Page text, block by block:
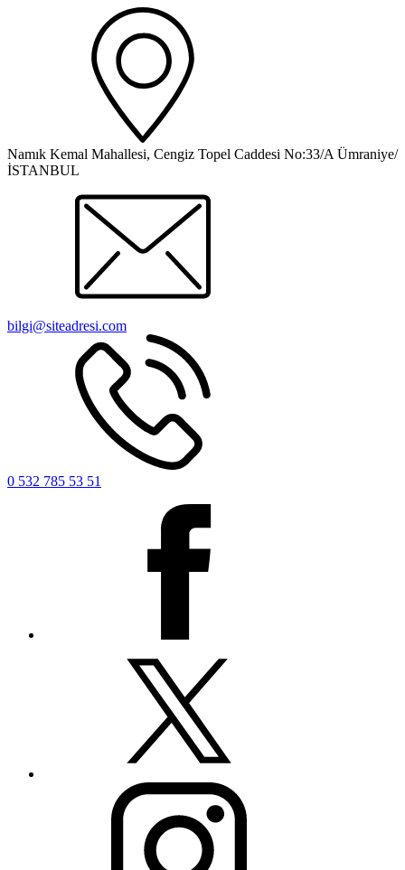
Namık Kemal Mahallesi, Cengiz Topel Caddesi No:33/A Ümraniye/
İSTANBUL
bilgi@siteadresi.com
0 532 785 53 51